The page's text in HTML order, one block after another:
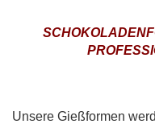
Unsere Gießformen